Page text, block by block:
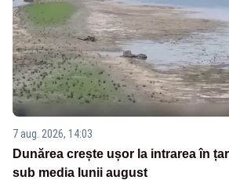
7 aug. 2026, 14:03
Dunărea crește ușor la intrarea în
sub media lunii august